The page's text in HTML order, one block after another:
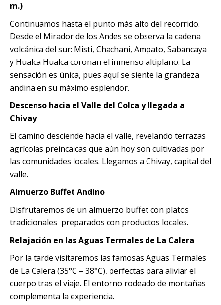
m.)
Continuamos hasta el punto más alto del recorrido.
Desde el Mirador de los Andes se observa la cadena
volcánica del sur: Misti, Chachani, Ampato, Sabancaya
y Hualca Hualca coronan el inmenso altiplano. La
sensación es única, pues aquí se siente la grandeza
andina en su máximo esplendor.
Descenso hacia el Valle del Colca y llegada a
Chivay
El camino desciende hacia el valle, revelando terrazas
agrícolas preincaicas que aún hoy son cultivadas por
las comunidades locales. Llegamos a Chivay, capital del
valle.
Almuerzo Buffet Andino
Disfrutaremos de un almuerzo buffet con platos
tradicionales preparados con productos locales.
Relajación en las Aguas Termales de La Calera
Por la tarde visitaremos las famosas Aguas Termales
de La Calera (35°C – 38°C), perfectas para aliviar el
cuerpo tras el viaje. El entorno rodeado de montañas
complementa la experiencia.